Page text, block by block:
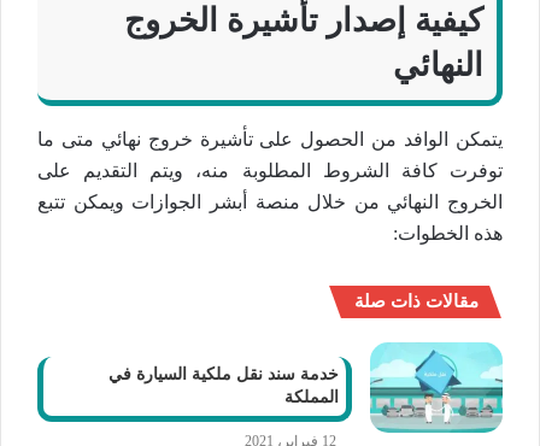
كيفية إصدار تأشيرة الخروج
النهائي
يتمكن الوافد من الحصول على تأشيرة خروج نهائي متى ما
توفرت كافة الشروط المطلوبة منه، ويتم التقديم على
الخروج النهائي من خلال منصة أبشر الجوازات ويمكن تتبع
هذه الخطوات:
مقالات ذات صلة
خدمة سند نقل ملكية السيارة في
المملكة
12 فبراير، 2021